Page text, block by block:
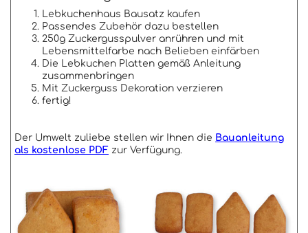
Lebkuchenhaus Bausatz kaufen
Passendes Zubehör dazu bestellen
250g Zuckergusspulver anrühren und mit
Lebensmittelfarbe nach Belieben einfärben
Die Lebkuchen Platten gemäß Anleitung
zusammenbringen
Mit Zuckerguss Dekoration verzieren
fertig!
Der Umwelt zuliebe stellen wir Ihnen die Bauanleitung
als kostenlose PDF zur Verfügung.